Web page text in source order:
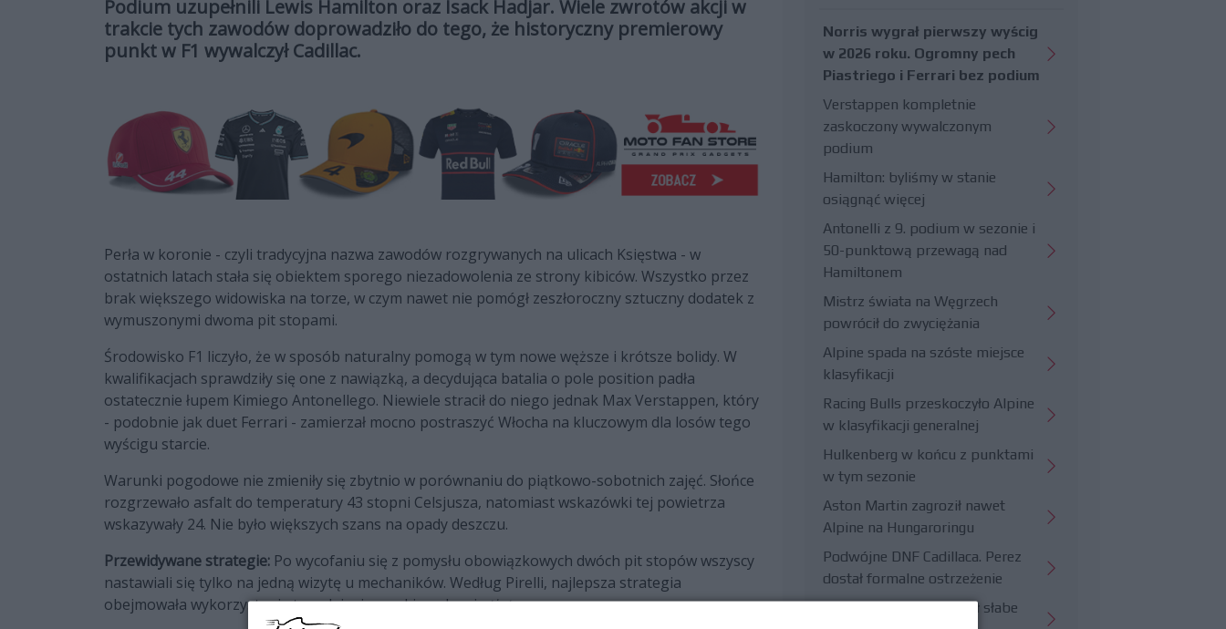
Podium uzupełnili Lewis Hamilton oraz Isack Hadjar. Wiele zwrotów akcji w
trakcie tych zawodów doprowadziło do tego, że historyczny premierowy
punkt w F1 wywalczył Cadillac.
Perła w koronie - czyli tradycyjna nazwa zawodów rozgrywanych na ulicach Księstwa - w
ostatnich latach stała się obiektem sporego niezadowolenia ze strony kibiców. Wszystko przez
brak większego widowiska na torze, w czym nawet nie pomógł zeszłoroczny sztuczny dodatek z
wymuszonymi dwoma pit stopami.
Środowisko F1 liczyło, że w sposób naturalny pomogą w tym nowe węższe i krótsze bolidy. W
kwalifikacjach sprawdziły się one z nawiązką, a decydująca batalia o pole position padła
ostatecznie łupem Kimiego Antonellego. Niewiele stracił do niego jednak Max Verstappen, który
- podobnie jak duet Ferrari - zamierzał mocno postraszyć Włocha na kluczowym dla losów tego
wyścigu starcie.
Warunki pogodowe nie zmieniły się zbytnio w porównaniu do piątkowo-sobotnich zajęć. Słońce
rozgrzewało asfalt do temperatury 43 stopni Celsjusza, natomiast wskazówki tej powietrza
wskazywały 24. Nie było większych szans na opady deszczu.
Przewidywane strategie: Po wycofaniu się z pomysłu obowiązkowych dwóch pit stopów wszyscy
nastawiali się tylko na jedną wizytę u mechaników. Według Pirelli, najlepsza strategia
obejmowała wykorzystanie twardej mieszanki na drugistint.
Norris wygrał pierwszy wyścig
w 2026 roku. Ogromny pech
Piastriego i Ferrari bez podium
Verstappen kompletnie
zaskoczony wywalczonym
podium
Hamilton: byliśmy w stanie
osiągnąć więcej
Antonelli z 9. podium w sezonie i
50-punktową przewagą nad
Hamiltonem
Mistrz świata na Węgrzech
powrócił do zwyciężania
Alpine spada na szóste miejsce
klasyfikacji
Racing Bulls przeskoczyło Alpine
w klasyfikacji generalnej
Hulkenberg w końcu z punktami
w tym sezonie
Aston Martin zagroził nawet
Alpine na Hungaroringu
Podwójne DNF Cadillaca. Perez
dostał formalne ostrzeżenie
Hungaroring potwierdził słabe